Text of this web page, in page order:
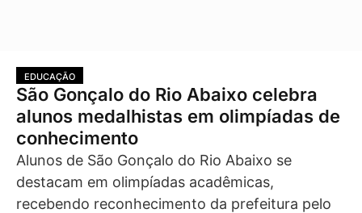
EDUCAÇÃO
São Gonçalo do Rio Abaixo celebra
alunos medalhistas em olimpíadas de
conhecimento
Alunos de São Gonçalo do Rio Abaixo se
destacam em olimpíadas acadêmicas,
recebendo reconhecimento da prefeitura pelo